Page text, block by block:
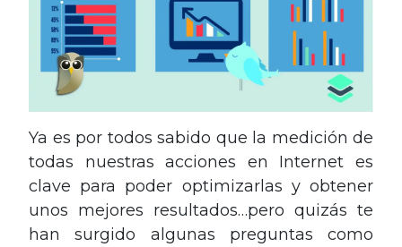
Ya es por todos sabido que la medición de
todas nuestras acciones en Internet es
clave para poder optimizarlas y obtener
unos mejores resultados…pero quizás te
han surgido algunas preguntas como